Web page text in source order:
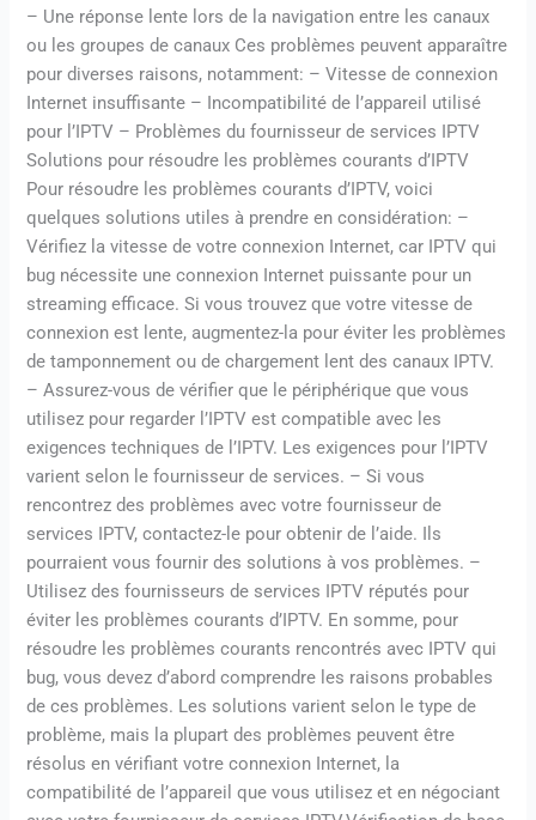
– Une réponse lente lors de la navigation entre les canaux
ou les groupes de canaux Ces problèmes peuvent apparaître
pour diverses raisons, notamment: – Vitesse de connexion
Internet insuffisante – Incompatibilité de l’appareil utilisé
pour l’IPTV – Problèmes du fournisseur de services IPTV
Solutions pour résoudre les problèmes courants d’IPTV
Pour résoudre les problèmes courants d’IPTV, voici
quelques solutions utiles à prendre en considération: –
Vérifiez la vitesse de votre connexion Internet, car IPTV qui
bug nécessite une connexion Internet puissante pour un
streaming efficace. Si vous trouvez que votre vitesse de
connexion est lente, augmentez-la pour éviter les problèmes
de tamponnement ou de chargement lent des canaux IPTV.
– Assurez-vous de vérifier que le périphérique que vous
utilisez pour regarder l’IPTV est compatible avec les
exigences techniques de l’IPTV. Les exigences pour l’IPTV
varient selon le fournisseur de services. – Si vous
rencontrez des problèmes avec votre fournisseur de
services IPTV, contactez-le pour obtenir de l’aide. Ils
pourraient vous fournir des solutions à vos problèmes. –
Utilisez des fournisseurs de services IPTV réputés pour
éviter les problèmes courants d’IPTV. En somme, pour
résoudre les problèmes courants rencontrés avec IPTV qui
bug, vous devez d’abord comprendre les raisons probables
de ces problèmes. Les solutions varient selon le type de
problème, mais la plupart des problèmes peuvent être
résolus en vérifiant votre connexion Internet, la
compatibilité de l’appareil que vous utilisez et en négociant